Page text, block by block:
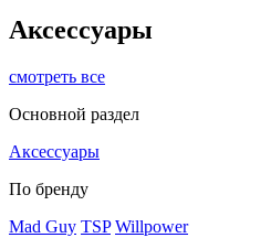
Аксессуары
смотреть все
Основной раздел
Аксессуары
По бренду
Mad Guy TSP Willpower